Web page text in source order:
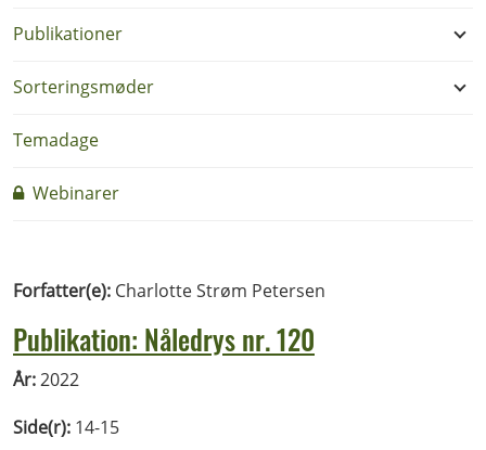
Publikationer
Sorteringsmøder
Temadage
Webinarer
Forfatter(e): Charlotte Strøm Petersen
Publikation: Nåledrys nr. 120
År:2022
Side(r): 14-15